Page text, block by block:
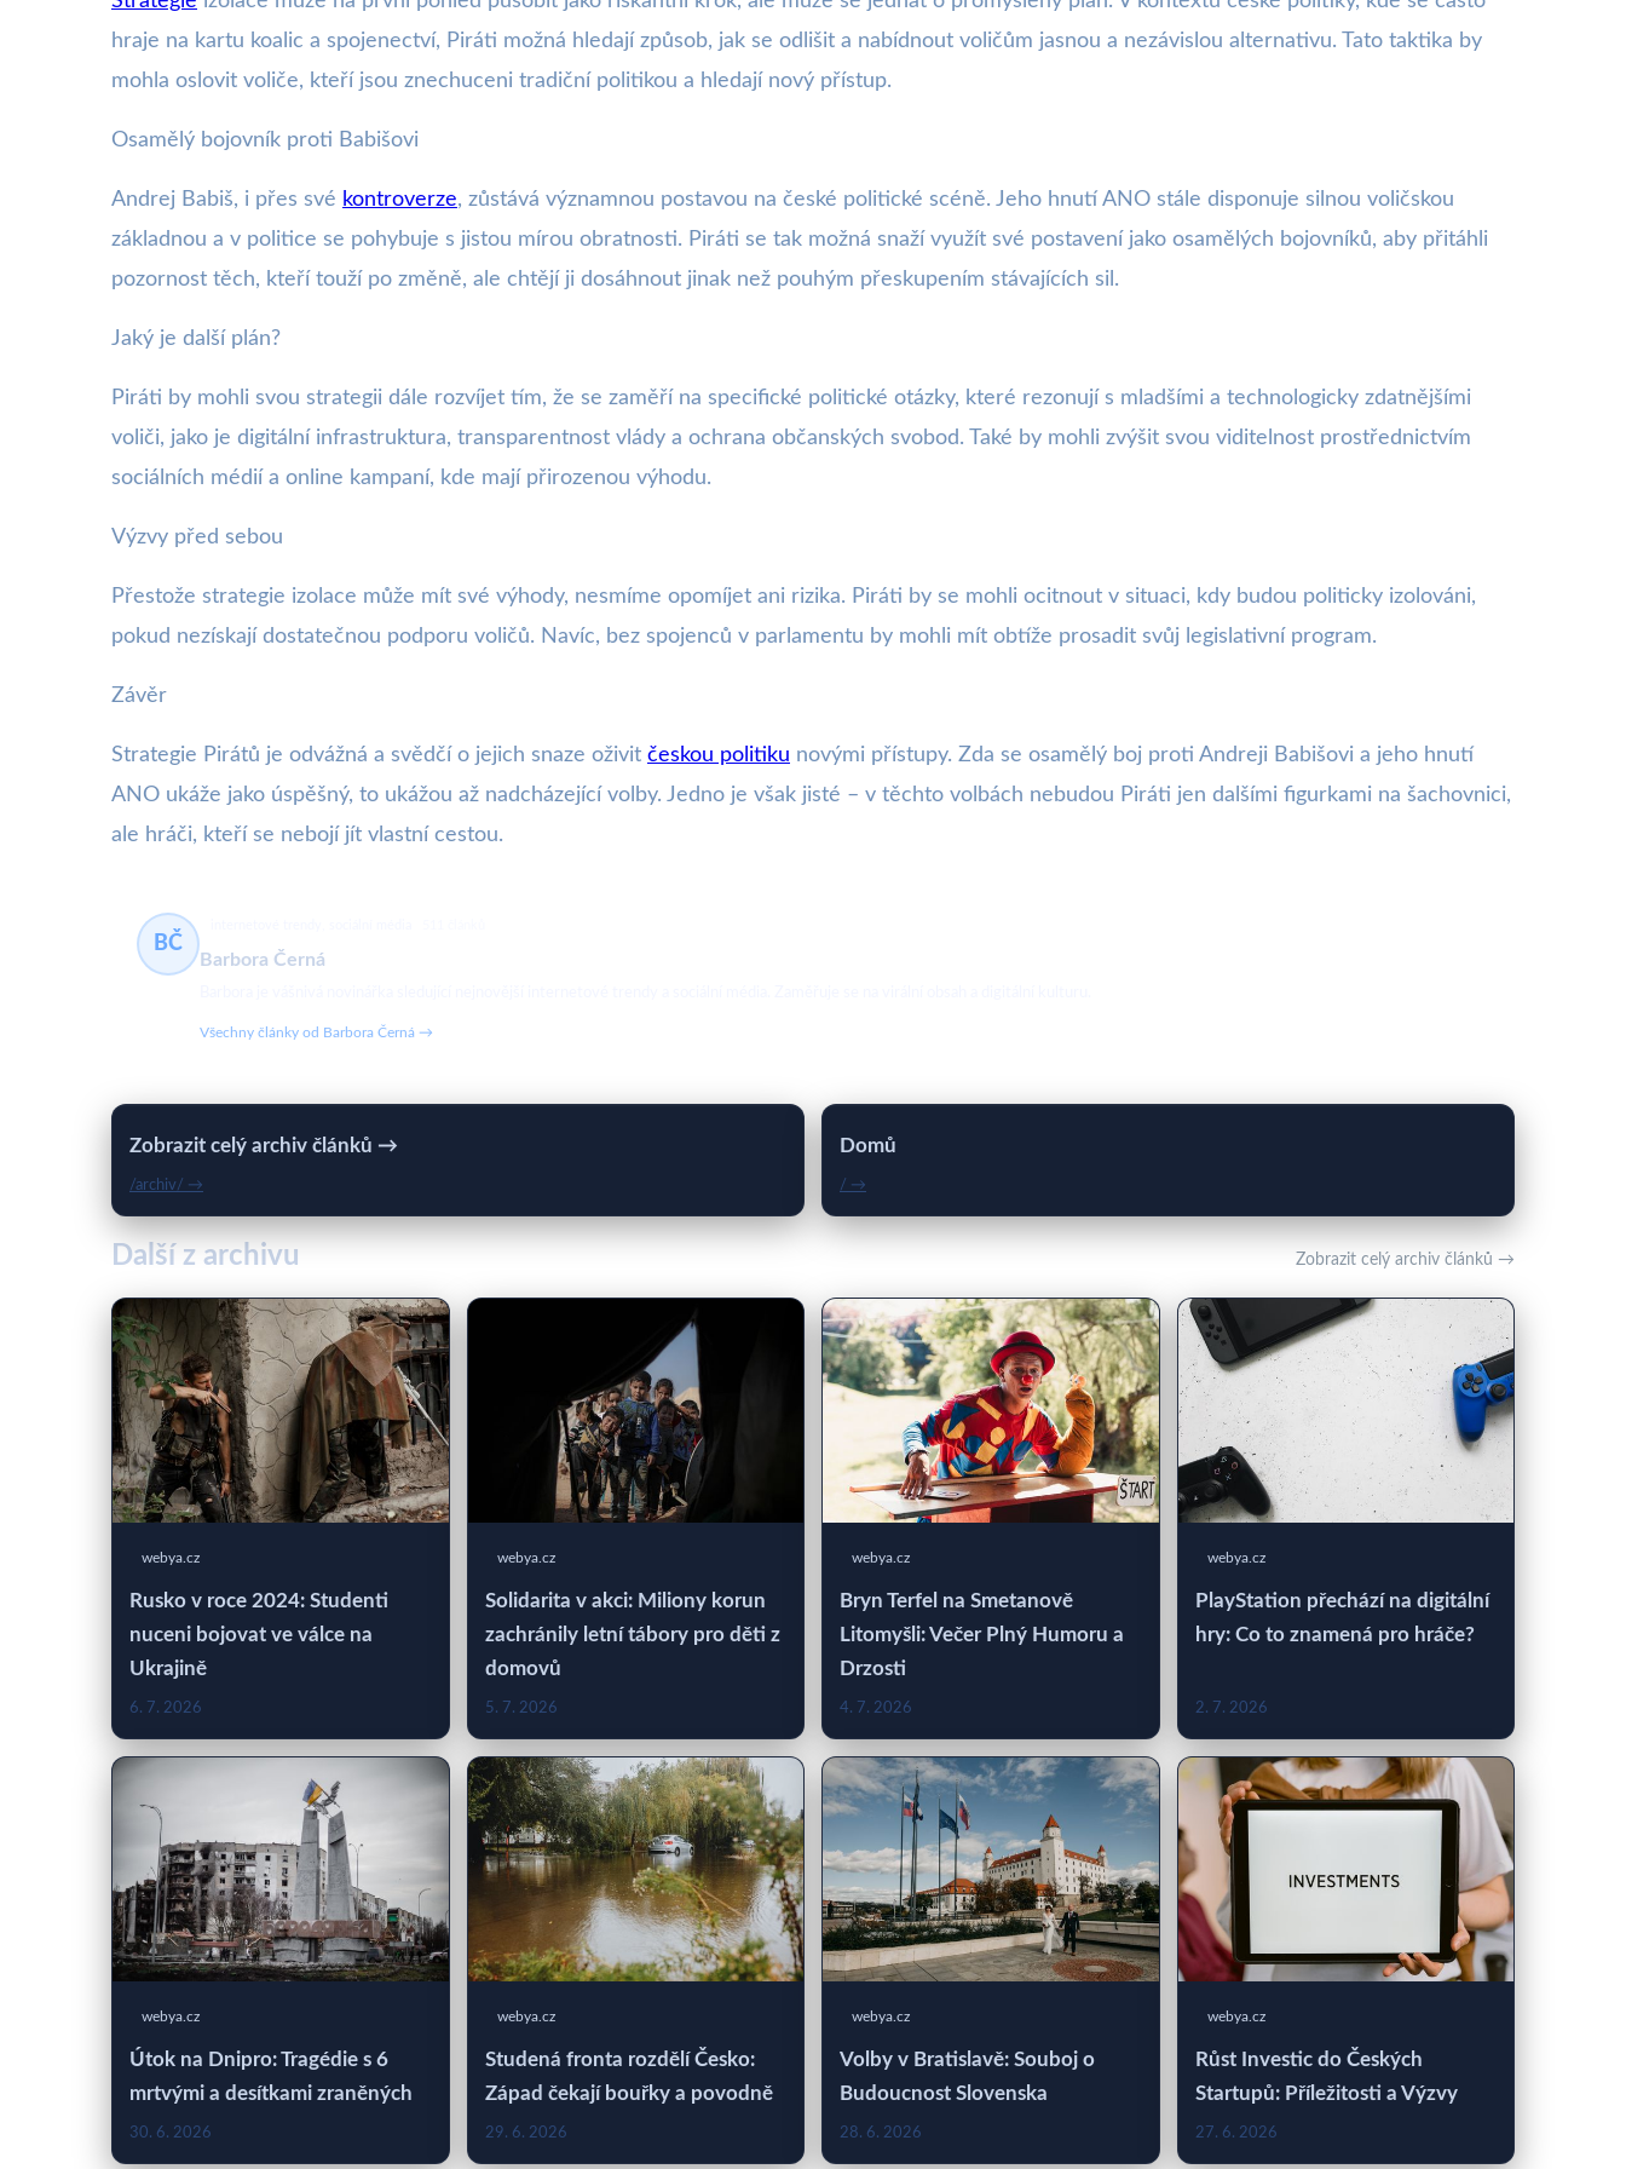
hraje na kartu koalic a spojenectví, Piráti možná hledají způsob, jak se odlišit a nabídnout voličům jasnou a nezávislou alternativu. Tato taktika by
mohla oslovit voliče, kteří jsou znechuceni tradiční politikou a hledají nový přístup.
Osamělý bojovník proti Babišovi
Andrej Babiš, i přes své kontroverze, zůstává významnou postavou na české politické scéně. Jeho hnutí ANO stále disponuje silnou voličskou
základnou a v politice se pohybuje s jistou mírou obratnosti. Piráti se tak možná snaží využít své postavení jako osamělých bojovníků, aby přitáhli
pozornost těch, kteří touží po změně, ale chtějí ji dosáhnout jinak než pouhým přeskupením stávajících sil.
Jaký je další plán?
Piráti by mohli svou strategii dále rozvíjet tím, že se zaměří na specifické politické otázky, které rezonují s mladšími a technologicky zdatnějšími
voliči, jako je digitální infrastruktura, transparentnost vlády a ochrana občanských svobod. Také by mohli zvýšit svou viditelnost prostřednictvím
sociálních médií a online kampaní, kde mají přirozenou výhodu.
Výzvy před sebou
Přestože strategie izolace může mít své výhody, nesmíme opomíjet ani rizika. Piráti by se mohli ocitnout v situaci, kdy budou politicky izolováni,
pokud nezískají dostatečnou podporu voličů. Navíc, bez spojenců v parlamentu by mohli mít obtíže prosadit svůj legislativní program.
Závěr
Strategie Pirátů je odvážná a svědčí o jejich snaze oživit českou politiku novými přístupy. Zda se osamělý boj proti Andreji Babišovi a jeho hnutí
ANO ukáže jako úspěšný, to ukážou až nadcházející volby. Jedno je však jisté – v těchto volbách nebudou Piráti jen dalšími figurkami na šachovnici,
ale hráči, kteří se nebojí jít vlastní cestou.
BČ
Barbora Černá
Všechny články od Barbora Černá →
Zobrazit celý archiv článků →
/archiv/ →
Domů
/ →
Další z archivu Zobrazit celý archiv článků →
webya.cz
Rusko v roce 2024: Studenti
nuceni bojovat ve válce na
Ukrajině
6. 7. 2026
webya.cz
Solidarita v akci: Miliony korun
zachránily letní tábory pro děti z
domovů
5. 7. 2026
webya.cz
Bryn Terfel na Smetanově
Litomyšli: Večer Plný Humoru a
Drzosti
4. 7. 2026
webya.cz
PlayStation přechází na digitální
hry: Co to znamená pro hráče?
2. 7. 2026
webya.cz
Útok na Dnipro: Tragédie s 6
mrtvými a desítkami zraněných
30. 6. 2026
webya.cz
Studená fronta rozdělí Česko:
Západ čekají bouřky a povodně
29. 6. 2026
webya.cz
Volby v Bratislavě: Souboj o
Budoucnost Slovenska
28. 6. 2026
webya.cz
Růst Investic do Českých
Startupů: Příležitosti a Výzvy
27. 6. 2026